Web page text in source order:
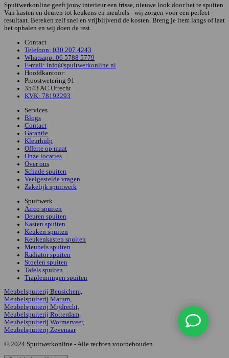
Spuitwerkonline geeft jouw interieur een frisse, nieuwe look door het te spuiten.
Van kasten en deuren tot keukens en meubels - wij zorgen voor een perfect
resultaat. Bereken zelf snel en vrijblijvend de kosten. Breng je item langs of laat
het ophalen en wij doen de rest.
Contact
Telefoon: 030 207 4243
Whatsapp: 06 5788 5779
E-mail: info@spuitwerkonline.nl
Hoofdkantoor:
Proostwetering 91
3543 AC Utrecht
KVK: 78192293
Services
Blogs
Contact
Garantie
Kleurhulp
Offerte op maat
Onze locaties
Over ons
Schade spuiten
Veelgestelde vragen
Zakelijk spuitwerk
Spuitwerk
Airco spuiten
Deuren spuiten
Kasten spuiten
Keuken spuiten
Keukenkasten spuiten
Meubels spuiten
Radiator spuiten
Stoelen spuiten
Tafels spuiten
Trapleuningen spuiten
Meubelspuiterij Beusichem,
Meubelspuiterij Marum,
Meubelspuiterij Mijdrecht,
Meubelspuiterij Rotterdam,
Meubelspuiterij Wormerveer,
Meubelspuiterij Zevenaar
© 2024 Spuitwerkonline - Alle rechten voorbehouden.